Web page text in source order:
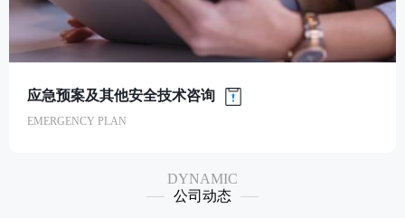
应急预案及其他安全技术咨询
EMERGENCY PLAN
应急预案及其他安全技术咨询
DYNAMIC
公司动态